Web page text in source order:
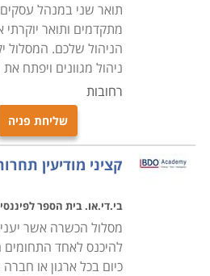
באופן כללי, מנהל טוב צריך
הארגון ותפקוד בהתאם לחזונו
שנמצאים תחתיו; לדעת שהם
ולדאוג לכך שיבואו עם מוטיבציה
בינאישיות גבוהות, מנהלים
הכלכלה, המאזנים, במונחים
לעצמם כלי עבודה נוספים
החברה או את המחלקה
בעמודים הבאים תוכלו למצוא
והעשרה, אשר ניתן לחלקן
תואר שני במנהל עסקים
מתקדמים ותואר יוקרתי
הניהול שלכם. המסלול
ניהול מגוונים ויפתח
רחובות
שליחת פניה
קציני מודיעין
בי.די.או. בית הספר
מסלול הכשרה אשר
להיכנס לאחד
כיום בכל ארגון או